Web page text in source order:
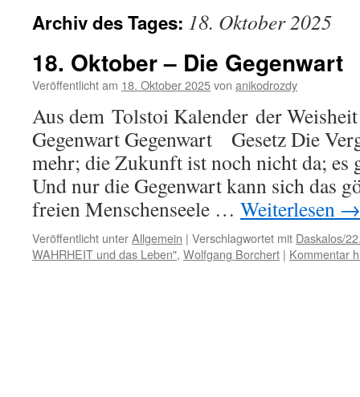
Archiv des Tages: 18. Oktober 2025
18. Oktober – Die Gegenwart
Veröffentlicht am 18. Oktober 2025von anikodrozdy
Aus dem Tolstoi Kalender der
Gegenwart Gegenwart Gesetz Die
mehr; die Zukunft ist noch nicht da; es
Und nur die Gegenwart kann sich das
freien Menschenseele … Weiterlesen →
Veröffentlicht unterAllgemein | Verschlagwortet mit Daskalos/
WAHRHEIT und das Leben", Wolfgang Borchert | Kommentar